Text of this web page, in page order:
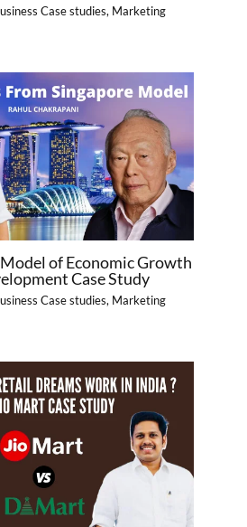
Case studies, Marketing
of Economic Growth
Case Study
Case studies, Marketing